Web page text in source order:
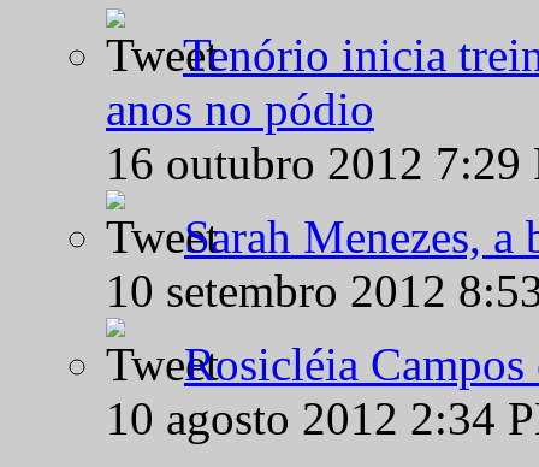
Tenório inicia
anos no pódio
16 outubro 2012
Sarah Menezes,
10 setembro 2012
Rosicléia
10 agosto 2012 2:34